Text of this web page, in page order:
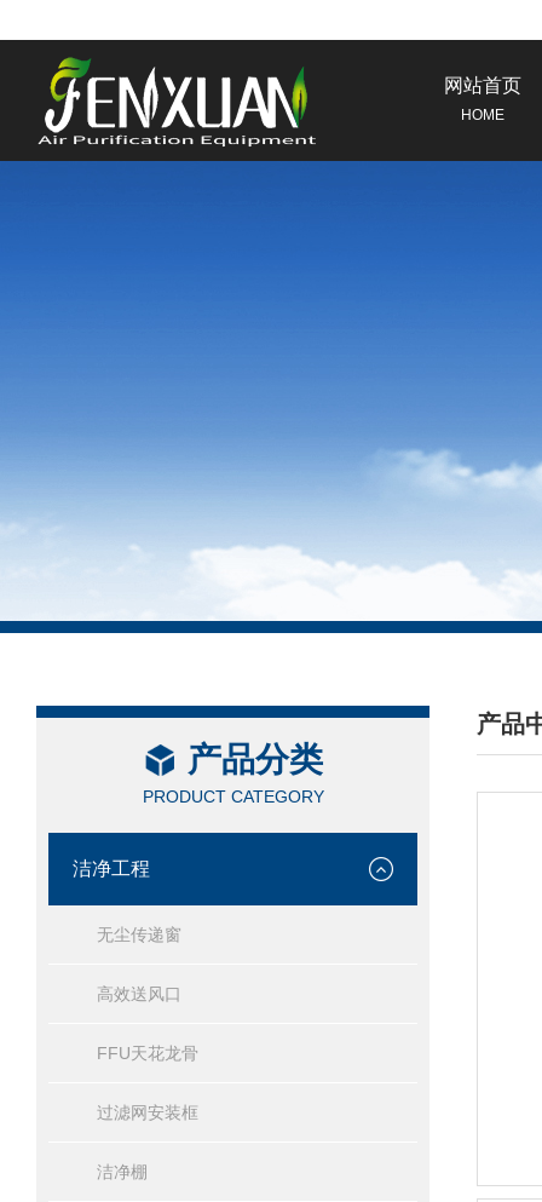
网站首页
HOME
产品分类
PRODUCT CATEGORY
洁净工程
无尘传递窗
高效送风口
FFU天花龙骨
过滤网安装框
洁净棚
产品
/